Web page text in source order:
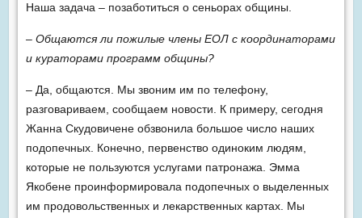
Наша задача – позаботиться о сеньорах общины.
– Общаются ли пожилые члены ЕОЛ с координаторами
и кураторами программ общины?
– Да, общаются. Мы звоним им по телефону,
разговариваем, сообщаем новости. К примеру, сегодня
Жанна Скудовичене обзвонила большое число наших
подопечных. Конечно, первенство одиноким людям,
которые не пользуются услугами патронажа. Эмма
Якобене проинформировала подопечных о выделенных
им продовольственных и лекарственных картах. Мы